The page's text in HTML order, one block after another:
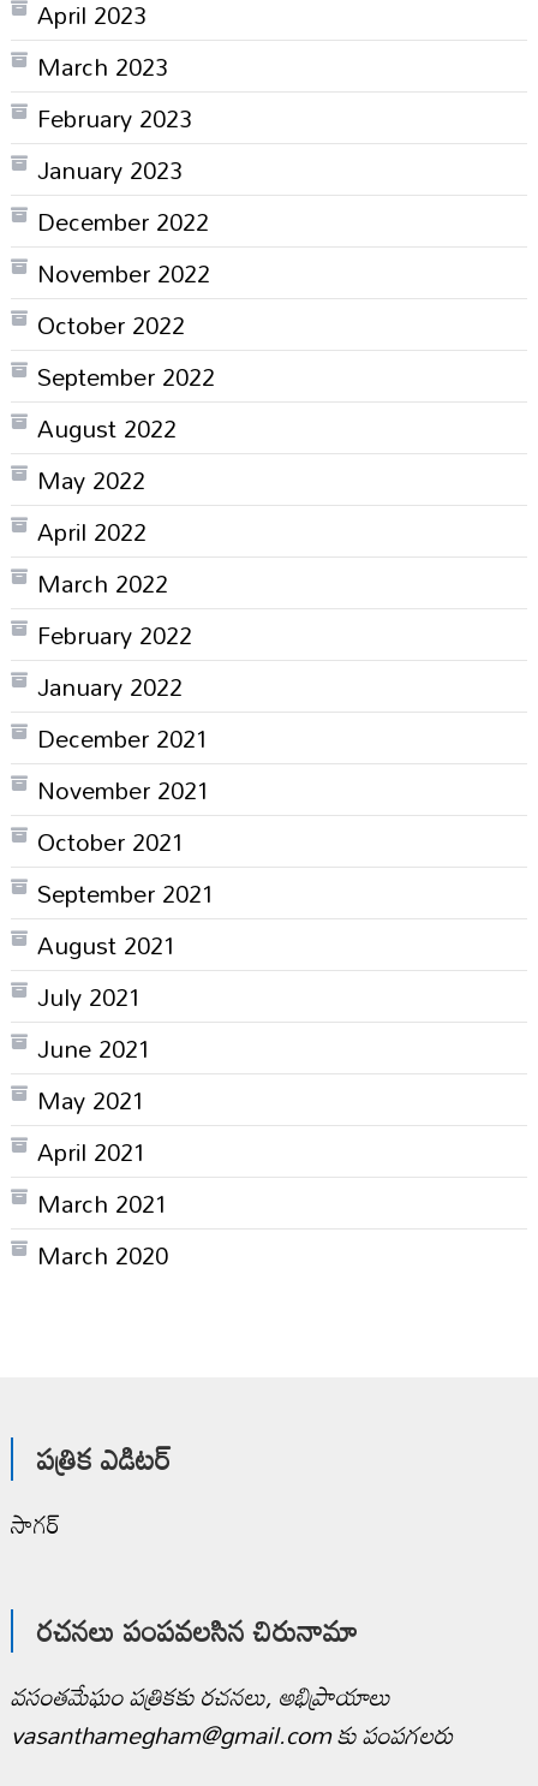
April 2023
March 2023
February 2023
January 2023
December 2022
November 2022
October 2022
September 2022
August 2022
May 2022
April 2022
March 2022
February 2022
January 2022
December 2021
November 2021
October 2021
September 2021
August 2021
July 2021
June 2021
May 2021
April 2021
March 2021
March 2020
పత్రిక ఎడిటర్
సాగర్
రచనలు పంపవలసిన చిరునామా
వసంతమేఘం పత్రికకు రచనలు, అభిప్రాయాలు
vasanthamegham@gmail.com కు పంపగలరు